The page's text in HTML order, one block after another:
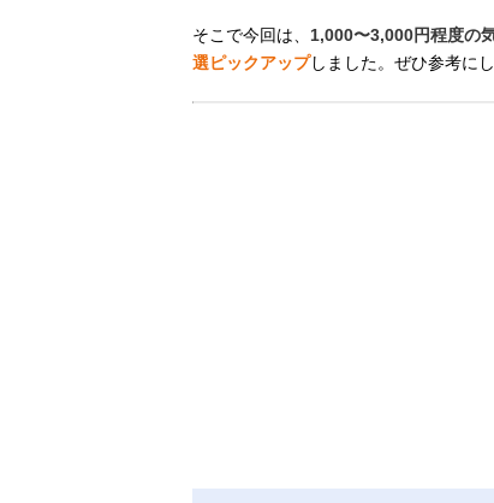
そこで今回は、 1,000〜3,000円程度の
選ピックアップしました。ぜひ参考にし